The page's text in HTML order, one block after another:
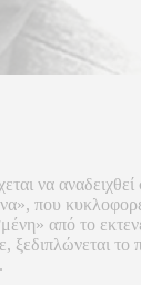
να
που
από το
το